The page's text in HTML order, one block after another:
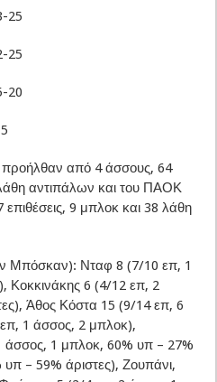
25
25
20
προήλθαν από 4 άσσους, 64
αντιπάλων και του ΠΑΟΚ
9 μπλοκ και 38 λάθη
Νταφ 8 (7/10 επ, 1
Κοκκινάκης 6 (4/12 επ, 2
Άθος Κόστα 15 (9/14 επ, 6
1 άσσος, 2 μπλοκ),
άσσος, 1 μπλοκ, 60% υπ – 27%
– 59% άριστες), Ζουπάνι,